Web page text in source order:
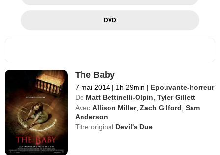
DVD
The Baby
7 mai 2014 | 1h 29min | Epouvante-horreur
De Matt Bettinelli-Olpin ,Tyler Gillett
Avec Allison Miller,Zach Gilford ,Sam
Anderson
Titre original Devil's Due